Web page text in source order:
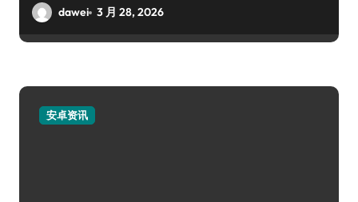
dawei 3 月 28, 2026
安卓资讯